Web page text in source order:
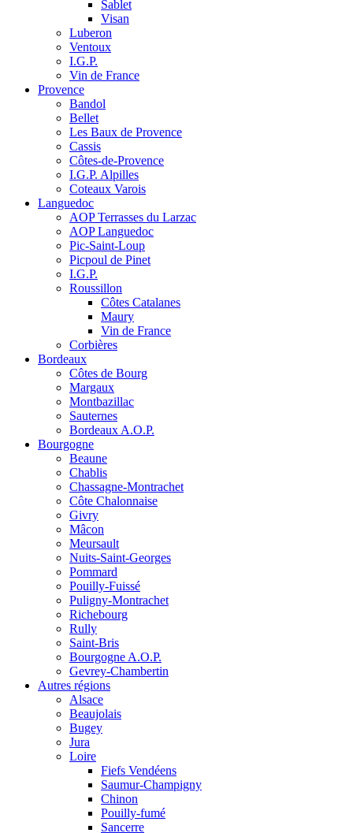
Sablet
Visan
Luberon
Ventoux
I.G.P.
Vin de France
Provence
Bandol
Bellet
Les Baux de Provence
Cassis
Côtes-de-Provence
I.G.P. Alpilles
Coteaux Varois
Languedoc
AOP Terrasses du Larzac
AOP Languedoc
Pic-Saint-Loup
Picpoul de Pinet
I.G.P.
Roussillon
Côtes Catalanes
Maury
Vin de France
Corbières
Bordeaux
Côtes de Bourg
Margaux
Montbazillac
Sauternes
Bordeaux A.O.P.
Bourgogne
Beaune
Chablis
Chassagne-Montrachet
Côte Chalonnaise
Givry
Mâcon
Meursault
Nuits-Saint-Georges
Pommard
Pouilly-Fuissé
Puligny-Montrachet
Richebourg
Rully
Saint-Bris
Bourgogne A.O.P.
Gevrey-Chambertin
Autres régions
Alsace
Beaujolais
Bugey
Jura
Loire
Fiefs Vendéens
Saumur-Champigny
Chinon
Pouilly-fumé
Sancerre